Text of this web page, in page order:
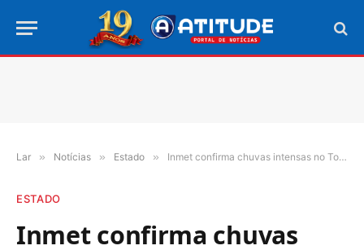
Lar » Notícias » Estado » Inmet confirma chuvas intensas no Tocantins durante o final de semana
ESTADO
Inmet confirma chuvas